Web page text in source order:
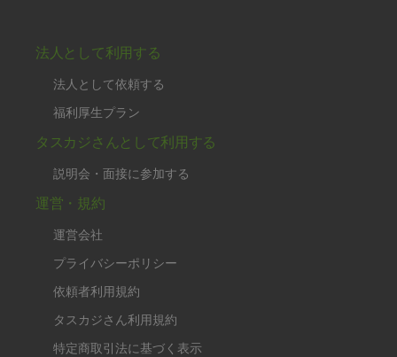
法人として利用する
法人として依頼する
福利厚生プラン
タスカジさんとして利用する
説明会・面接に参加する
運営・規約
運営会社
プライバシーポリシー
依頼者利用規約
タスカジさん利用規約
特定商取引法に基づく表示